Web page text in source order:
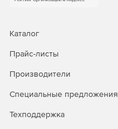
Каталог
Прайс-листы
Производители
Специальные предложения
Техподдержка